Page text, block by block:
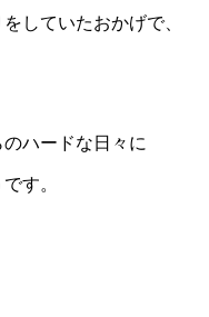
していたおかげで、
ハードな日々に
す。